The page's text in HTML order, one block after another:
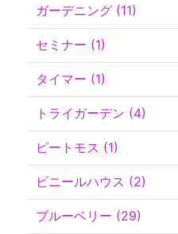
ガーデニング (11)
セミナー (1)
タイマー (1)
トライガーデン (4)
ピートモス (1)
ビニールハウス (2)
ブルーベリー (29)